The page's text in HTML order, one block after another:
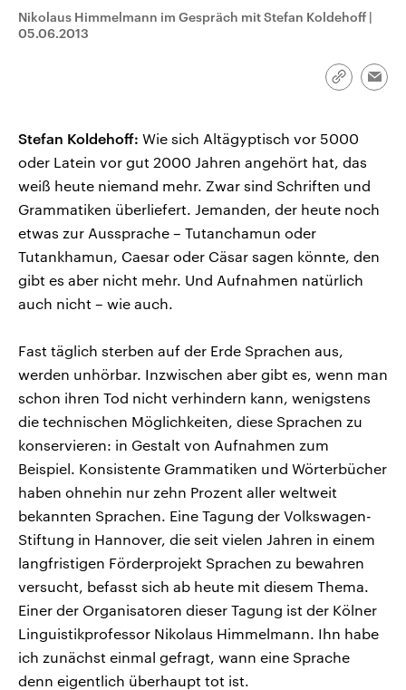
Umfragen, Prognosen,
Wahlprogramme, aktuelle Berichte
Nikolaus Himmelmann im Gespräch mit Stefan Koldehoff |
05.06.2013
Link
Stefan Koldehoff: Wie sich Altägyptisch vor 5000
oder Latein vor gut 2000 Jahren angehört hat, das
weiß heute niemand mehr. Zwar sind Schriften und
Grammatiken überliefert. Jemanden, der heute noch
etwas zur Aussprache – Tutanchamun oder
Tutankhamun, Caesar oder Cäsar sagen könnte, den
gibt es aber nicht mehr. Und Aufnahmen natürlich
auch nicht – wie auch.
Fast täglich sterben auf der Erde Sprachen aus,
werden unhörbar. Inzwischen aber gibt es, wenn man
schon ihren Tod nicht verhindern kann, wenigstens
die technischen Möglichkeiten, diese Sprachen zu
konservieren: in Gestalt von Aufnahmen zum
Beispiel. Konsistente Grammatiken und Wörterbücher
haben ohnehin nur zehn Prozent aller weltweit
bekannten Sprachen. Eine Tagung der Volkswagen-
Stiftung in Hannover, die seit vielen Jahren in einem
langfristigen Förderprojekt Sprachen zu bewahren
versucht, befasst sich ab heute mit diesem Thema.
Einer der Organisatoren dieser Tagung ist der Kölner
Linguistikprofessor Nikolaus Himmelmann. Ihn habe
ich zunächst einmal gefragt, wann eine Sprache
denn eigentlich überhaupt tot ist.